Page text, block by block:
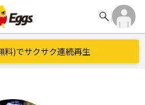
search
料)でサクサク連続再生